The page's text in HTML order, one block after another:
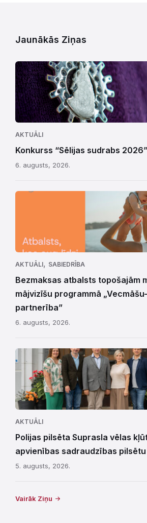
Jaunākās Ziņas
AKTUĀLI
Konkurss “Sēlijas sudrabs 2026”
6. augusts, 2026.
AKTUĀLI, SABIEDRĪBA
Bezmaksas atbalsts topošajām
mājvizīšu programmā
partnerība”
6. augusts, 2026.
AKTUĀLI
Polijas pilsēta Suprasla vēlas
apvienības sadraudzības pilsētu
5. augusts, 2026.
Vairāk Ziņu